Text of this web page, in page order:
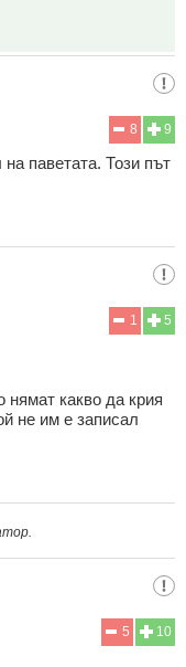
9
8
паветата. Този път
5
1
нямат какво да крия
не им е записал
10
5